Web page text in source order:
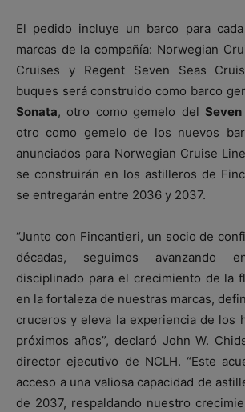
El pedido incluye un barco para
marcas de la compañía: Norwegian
Cruises y Regent Seven Seas
buques será construido como barco
Sonata, otro como gemelo del
otro como gemelo de los nuevos
anunciados para Norwegian Cruise
se construirán en los astilleros de
se entregarán entre 2036 y 2037.
“Junto con Fincantieri, un socio de
décadas, seguimos avanzando
disciplinado para el crecimiento de la
en la fortaleza de nuestras marcas,
cruceros y eleva la experiencia de los
próximos años”, declaró John W.
director ejecutivo de NCLH. “Este
acceso a una valiosa capacidad de
de 2037, respaldando nuestro